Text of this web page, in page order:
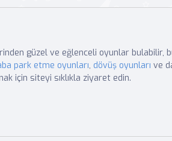
güzel ve eğlenceli oyunlar bulabilir,
park etme oyunları, dövüş oyunları ve
için siteyi sıklıkla ziyaret edin.